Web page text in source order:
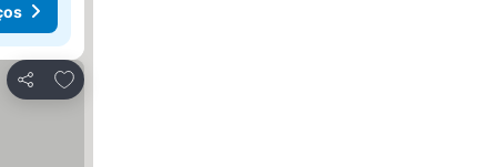
Partilhar
Adicionar aos favoritos